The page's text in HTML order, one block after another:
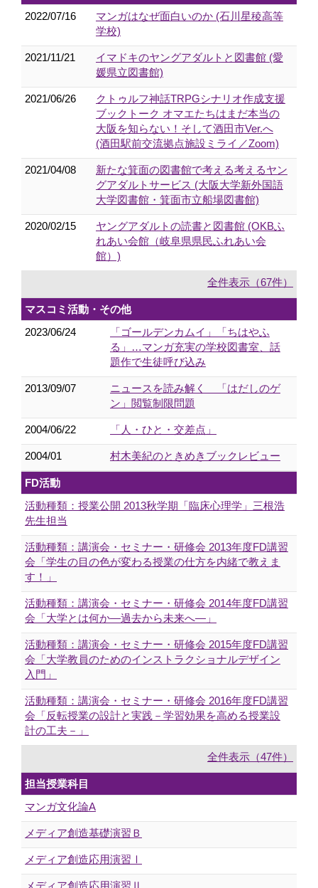
2022/07/16
マンガはなぜ面白いのか (石川星稜高等
学校)
2021/11/21
イマドキのヤングアダルトと図書館 (愛
媛県立図書館)
2021/06/26
クトゥルフ神話TRPGシナリオ作成支援
ブックトーク オマエたちはまだ本当の
大阪を知らない！そして酒田市Ver.へ
(酒田駅前交流拠点施設ミライ／Zoom)
2021/04/08
新たな箕面の図書館で考える考えるヤン
グアダルトサービス (大阪大学新外国語
大学図書館・箕面市立船場図書館)
2020/02/15
ヤングアダルトの読書と図書館 (OKBふ
れあい会館（岐阜県県民ふれあい会
館）)
全件表示（67件）
マスコミ活動・その他
2023/06/24
「ゴールデンカムイ」「ちはやふ
る」…マンガ充実の学校図書室、話
題作で生徒呼び込み
2013/09/07
ニュースを読み解く 「はだしのゲ
ン」閲覧制限問題
2004/06/22 「人・ひと・交差点」
2004/01 村木美紀のときめきブックレビュー
FD活動
活動種類：授業公開 2013秋学期「臨床心理学」三根浩
先生担当
活動種類：講演会・セミナー・研修会 2013年度FD講習
会「学生の目の色が変わる授業の仕方を内緒で教えま
す！」
活動種類：講演会・セミナー・研修会 2014年度FD講習
会「大学とは何か―過去から未来へ―」
活動種類：講演会・セミナー・研修会 2015年度FD講習
会「大学教員のためのインストラクショナルデザイン
入門」
活動種類：講演会・セミナー・研修会 2016年度FD講習
会「反転授業の設計と実践－学習効果を高める授業設
計の工夫－」
全件表示（47件）
担当授業科目
マンガ文化論A
メディア創造基礎演習Ｂ
メディア創造応用演習Ⅰ
メディア創造応用演習Ⅱ